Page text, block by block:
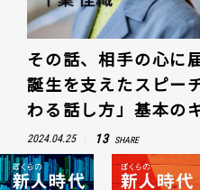
その話、相手の心に
誕生を支えたスピー
わる話し方」基本の
2024.04.25 13 SHARE